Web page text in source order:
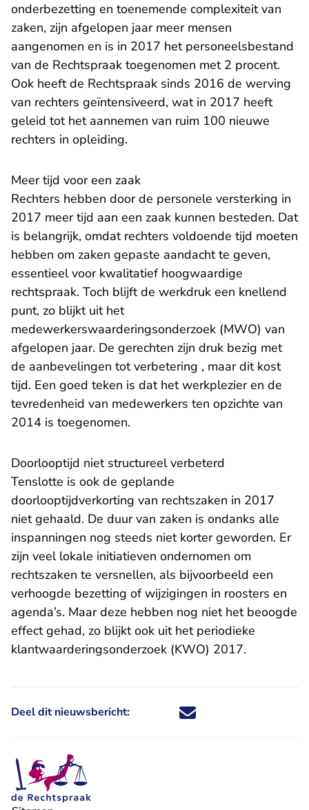
onderbezetting en toenemende complexiteit van
zaken, zijn afgelopen jaar meer mensen
aangenomen en is in 2017 het personeelsbestand
van de Rechtspraak toegenomen met 2 procent.
Ook heeft de Rechtspraak sinds 2016 de werving
van rechters geïntensiveerd, wat in 2017 heeft
geleid tot het aannemen van ruim 100 nieuwe
rechters in opleiding.
Meer tijd voor een zaak
Rechters hebben door de personele versterking in
2017 meer tijd aan een zaak kunnen besteden. Dat
is belangrijk, omdat rechters voldoende tijd moeten
hebben om zaken gepaste aandacht te geven,
essentieel voor kwalitatief hoogwaardige
rechtspraak. Toch blijft de werkdruk een knellend
punt, zo blijkt uit het
medewerkerswaarderingsonderzoek (MWO) van
afgelopen jaar. De gerechten zijn druk bezig met
de aanbevelingen tot verbetering , maar dit kost
tijd. Een goed teken is dat het werkplezier en de
tevredenheid van medewerkers ten opzichte van
2014 is toegenomen.
Doorlooptijd niet structureel verbeterd
Tenslotte is ook de geplande
doorlooptijdverkorting van rechtszaken in 2017
niet gehaald. De duur van zaken is ondanks alle
inspanningen nog steeds niet korter geworden. Er
zijn veel lokale initiatieven ondernomen om
rechtszaken te versnellen, als bijvoorbeeld een
verhoogde bezetting of wijzigingen in roosters en
agenda’s. Maar deze hebben nog niet het beoogde
effect gehad, zo blijkt ook uit het periodieke
klantwaarderingsonderzoek (KWO) 2017.
Deel dit nieuwsbericht: Deel dit nieuwsbericht via X -
Deel dit nieuwsbericht via
Deel dit nieuwsbericht
Deel dit